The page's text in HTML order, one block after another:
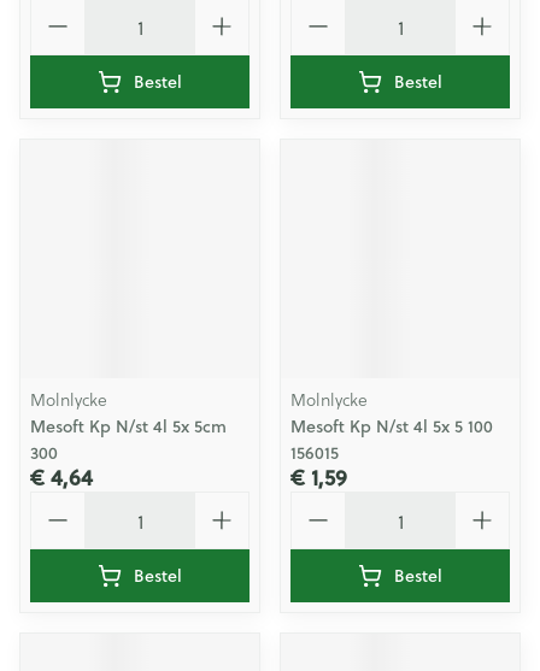
Bestel Bestel
Molnlycke
Mesoft Kp N/st 4l 5x 5cm
300
€ 4,64
Bestel
Molnlycke
Mesoft Kp N/st 4l 5x 5 100
156015
€ 1,59
Bestel